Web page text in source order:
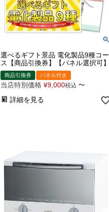
選べるギフト景品 電化製品9種コー
ス【商品引換券】【パネル選択可】
商品引換券 パネル付き
当店特別価格 ¥9,000税込 〜
詳細を見る